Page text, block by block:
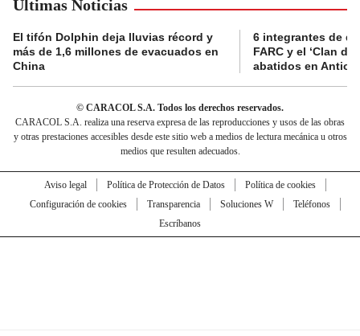
Últimas Noticias
El tifón Dolphin deja lluvias récord y
más de 1,6 millones de evacuados en
China
6 integrantes de
FARC y el ‘Clan
abatidos en
© CARACOL S.A. Todos los derechos reservados.
CARACOL S.A. realiza una reserva expresa de las reproducciones y usos de las obras
y otras prestaciones accesibles desde este sitio web a medios de lectura mecánica u otros
medios que resulten adecuados.
Aviso legal Política de Protección de Datos
Política de cookies
Configuración de cookies
Transparencia Soluciones W
Teléfonos
Escríbanos